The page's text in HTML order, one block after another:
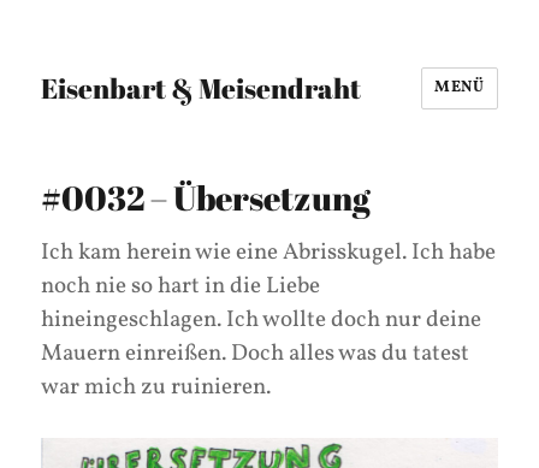
Eisenbart & Meisendraht MENÜ
#0032 – Übersetzung
Ich kam herein wie eine Abrisskugel. Ich habe
noch nie so hart in die Liebe
hineingeschlagen. Ich wollte doch nur deine
Mauern einreißen. Doch alles was du tatest
war mich zu ruinieren.